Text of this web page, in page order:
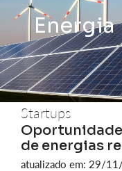
Energia
Startups
de energias
atualizado em: 29/